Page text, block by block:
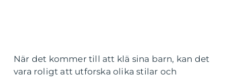
När det kommer till att klä sina barn, kan det
vara roligt att utforska olika stilar och